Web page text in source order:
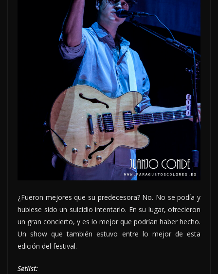
¿Fueron mejores que su predecesora? No. No se podía y
hubiese sido un suicidio intentarlo. En su lugar, ofrecieron
un gran concierto, y es lo mejor que podrían haber hecho.
Un show que también estuvo entre lo mejor de esta
edición del festival.
Setlist: